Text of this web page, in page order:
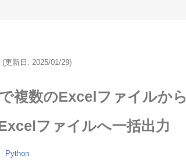
(更新日: 2025/01/29)
複数のExcelファイルから
ファイルへ一括出力
Python